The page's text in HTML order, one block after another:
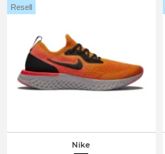
Nike
Resell